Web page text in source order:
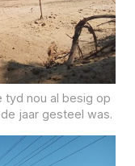
tyd nou al besig op
jaar gesteel was.